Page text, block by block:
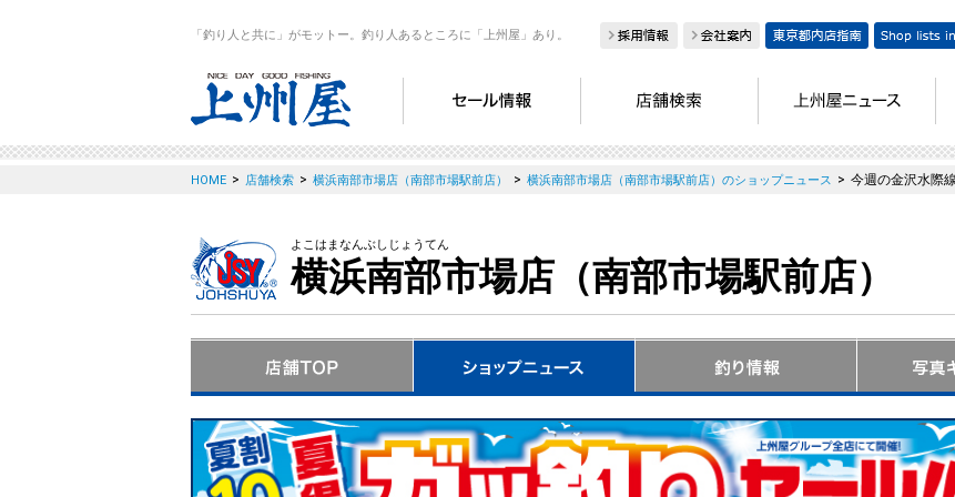
「釣り人と共に」がモットー。釣り人あるところに「上州屋」あり。
HOME > 店舗検索 > 横浜南部市場店（南部市場駅前店） > 横浜南部市場店（南部市場駅前店）のショップニュース > 今週の金沢水際
よこはまなんぶしじょうてん
横浜南部市場店（南部市場駅前店）